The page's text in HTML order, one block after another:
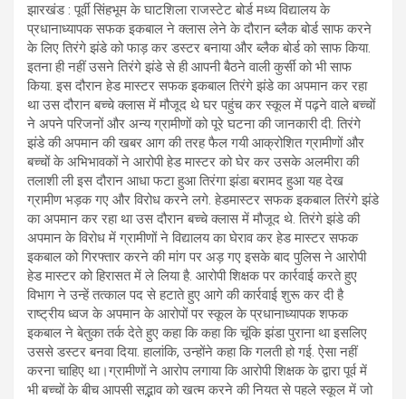
झारखंड : पूर्वी सिंहभूम के घाटशिला राजस्टेट बोर्ड मध्य विद्यालय के
प्रधानाध्यापक सफक इकबाल ने क्लास लेने के दौरान ब्लैक बोर्ड साफ करने
के लिए तिरंगे झंडे को फाड़ कर डस्टर बनाया और ब्लैक बोर्ड को साफ किया.
इतना ही नहीं उसने तिरंगे झंडे से ही आपनी बैठने वाली कुर्सी को भी साफ
किया. इस दौरान हेड मास्टर सफक इकबाल तिरंगे झंडे का अपमान कर रहा
था उस दौरान बच्चे क्लास में मौजूद थे घर पहुंच कर स्कूल में पढ़ने वाले बच्चों
ने अपने परिजनों और अन्य ग्रामीणों को पूरे घटना की जानकारी दी. तिरंगे
झंडे की अपमान की खबर आग की तरह फैल गयी आक्रोशित ग्रामीणों और
बच्चों के अभिभावकों ने आरोपी हेड मास्टर को घेर कर उसके अलमीरा की
तलाशी ली इस दौरान आधा फटा हुआ तिरंगा झंडा बरामद हुआ यह देख
ग्रामीण भड़क गए और विरोध करने लगे. हेडमास्टर सफक इकबाल तिरंगे झंडे
का अपमान कर रहा था उस दौरान बच्चे क्लास में मौजूद थे. तिरंगे झंडे की
अपमान के विरोध में ग्रामीणों ने विद्यालय का घेराव कर हेड मास्टर सफक
इकबाल को गिरफ्तार करने की मांग पर अड़ गए इसके बाद पुलिस ने आरोपी
हेड मास्टर को हिरासत में ले लिया है. आरोपी शिक्षक पर कार्रवाई करते हुए
विभाग ने उन्हें तत्काल पद से हटाते हुए आगे की कार्रवाई शुरू कर दी है
राष्ट्रीय ध्वज के अपमान के आरोपों पर स्कूल के प्रधानाध्यापक शफक
इकबाल ने बेतुका तर्क देते हुए कहा कि कहा कि चूंकि झंडा पुराना था इसलिए
उससे डस्टर बनवा दिया. हालांकि, उन्होंने कहा कि गलती हो गई. ऐसा नहीं
करना चाहिए था।ग्रामीणों ने आरोप लगाया कि आरोपी शिक्षक के द्वारा पूर्व में
भी बच्चों के बीच आपसी सद्भाव को खत्म करने की नियत से पहले स्कूल में जो